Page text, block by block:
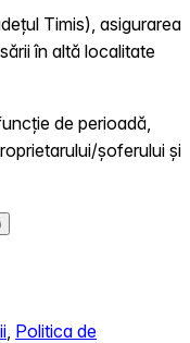
Timis), asigurarea
în altă localitate
de perioadă,
șoferului și
Politica de